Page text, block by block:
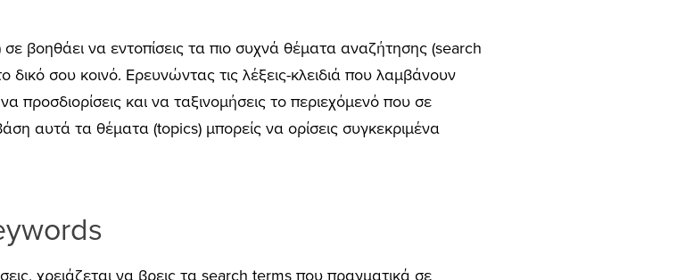
βοηθάει να εντοπίσεις τα πιο συχνά θέματα αναζήτησης (search
δικό σου κοινό. Ερευνώντας τις λέξεις-κλειδιά που λαμβάνουν
και να ταξινομήσεις το περιεχόμενό που σε
αυτά τα θέματα (topics) μπορείς να ορίσεις συγκεκριμένα
χρειάζεται να βρεις τα search terms που πραγματικά σε